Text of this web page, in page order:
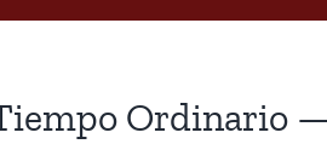
Ordinario